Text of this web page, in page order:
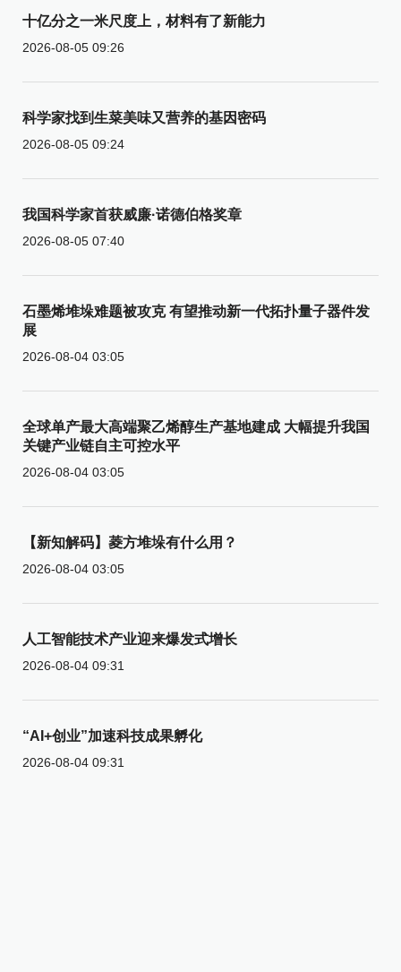
十亿分之一米尺度上，材料有了新能力
2026-08-05 09:26
科学家找到生菜美味又营养的基因密码
2026-08-05 09:24
我国科学家首获威廉·诺德伯格奖章
2026-08-05 07:40
石墨烯堆垛难题被攻克 有望推动新一代拓扑量子器件发
展
2026-08-04 03:05
全球单产最大高端聚乙烯醇生产基地建成 大幅提升我国
关键产业链自主可控水平
2026-08-04 03:05
【新知解码】菱方堆垛有什么用？
2026-08-04 03:05
人工智能技术产业迎来爆发式增长
2026-08-04 09:31
“AI+创业”加速科技成果孵化
2026-08-04 09:31